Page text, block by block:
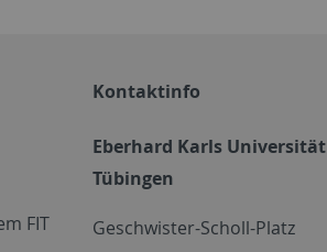
FIT
Kontaktinfo
Eberhard Karls Universität
Tübingen
Geschwister-Scholl-Platz